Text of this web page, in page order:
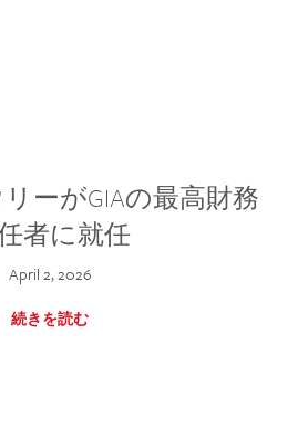
ーがGIAの最高財務
者に就任
April 2, 2026
続きを読む